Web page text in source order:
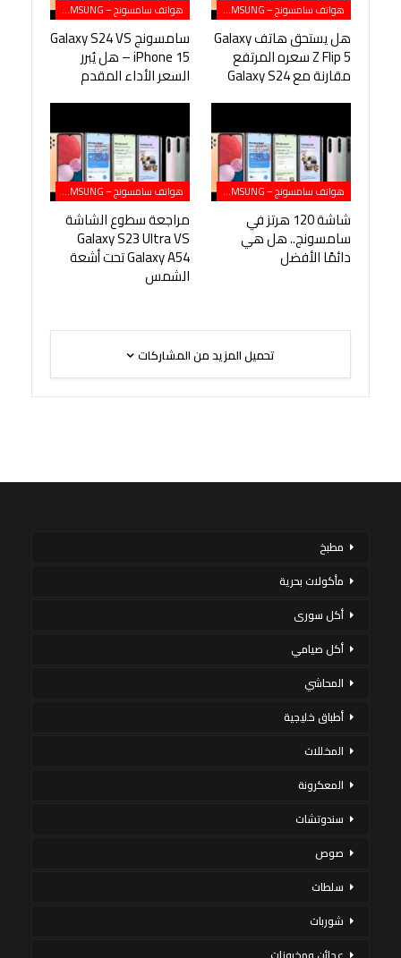
هواتف سامسونج – SAMSUNG
هل يستحق هاتف Galaxy
Z Flip 5 سعره المرتفع
مقارنة مع Galaxy S24
هواتف سامسونج – SAMSUNG
سامسونج Galaxy S24 VS
iPhone 15 – هل يُبرر
السعر الأداء المقدم
هواتف سامسونج – SAMSUNG
شاشة 120 هرتز في
سامسونج.. هل هي
دائمًا الأفضل
هواتف سامسونج – SAMSUNG
مراجعة سطوع الشاشة
Galaxy S23 Ultra VS
Galaxy A54 تحت أشعة
الشمس
تحميل المزيد من المشاركات
مطبخ
مأكولات بحرية
أكل سورى
أكل صيامي
المحاشي
أطباق خليجية
المخللات
المعكرونة
سندوتشات
صوص
سلطات
شوربات